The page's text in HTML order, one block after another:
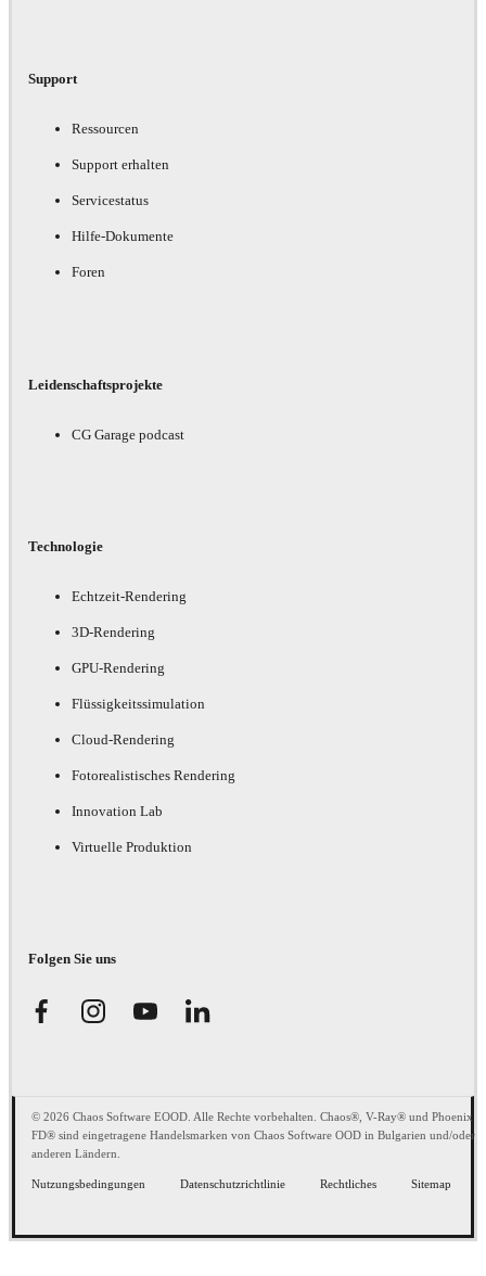
Support
Ressourcen
Support erhalten
Servicestatus
Hilfe-Dokumente
Foren
Leidenschaftsprojekte
CG Garage podcast
Technologie
Echtzeit-Rendering
3D-Rendering
GPU-Rendering
Flüssigkeitssimulation
Cloud-Rendering
Fotorealistisches Rendering
Innovation Lab
Virtuelle Produktion
Folgen Sie uns
© 2026 Chaos Software EOOD. Alle Rechte vorbehalten. Chaos®, V-Ray® und Phoenix
FD® sind eingetragene Handelsmarken von Chaos Software OOD in Bulgarien und/oder
anderen Ländern.
Nutzungsbedingungen Datenschutzrichtlinie Rechtliches Sitemap